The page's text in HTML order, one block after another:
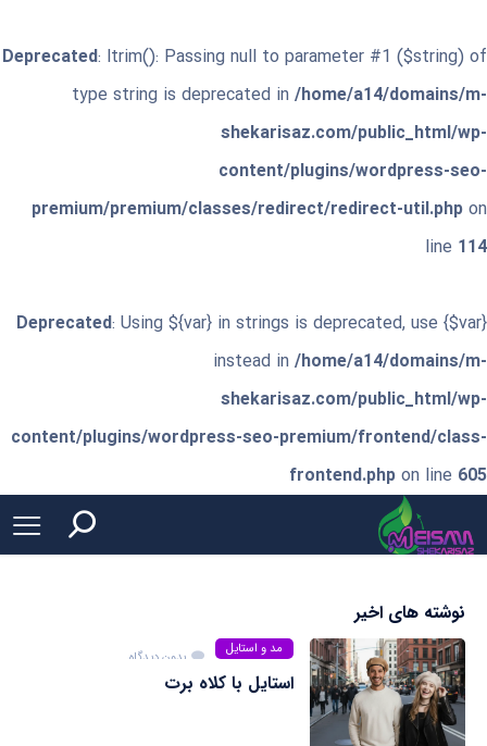
Deprecated: ltrim(): Passing null to parameter #1 ($string) of
type string is deprecated in /home/a14/domains/m-
shekarisaz.com/public_html/wp-
content/plugins/wordpress-seo-
premium/premium/classes/redirect/redirect-util.php on
line 114
Deprecated: Using ${var} in strings is deprecated, use {$var}
instead in /home/a14/domains/m-
shekarisaz.com/public_html/wp-
content/plugins/wordpress-seo-premium/frontend/class-
frontend.php on line 605
نوشته های اخیر
مد و استایل بدون دیدگاه
استایل با کلاه برت